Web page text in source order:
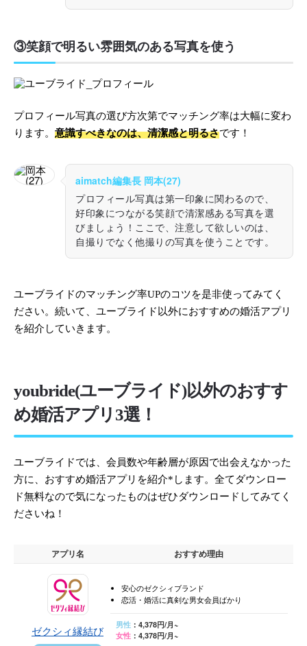
③笑顔で明るい雰囲気のある写真を使う
プロフィール写真の選び方次第でマッチング率は大幅に変わ
ります。 意識すべきなのは、清潔感と明るさです！
aimatch編集長 岡本(27)
プロフィール写真は第一印象に関わるので、
好印象につながる笑顔で清潔感ある写真を選
びましょう！ここで、注意して欲しいのは、
自撮りでなく他撮りの写真を使うことです。
ユーブライドのマッチング率UPのコツを是非使ってみてく
ださい。続いて、ユーブライド以外におすすめの婚活アプリ
を紹介していきます。
youbride(ユーブライド)以外のおすす
め婚活アプリ3選！
ユーブライドでは、会員数や年齢層が原因で出会えなかった
方に、おすすめ婚活アプリを紹介*します。全てダウンロー
ド無料なので気になったものはぜひダウンロードしてみてく
ださいね！
アプリ名 おすすめ理由
ゼクシィ縁結び
安心のゼクシィブランド
恋活・婚活に真剣な男女会員ばかり
男性：4,378円/月~
女性：4,378円/月~